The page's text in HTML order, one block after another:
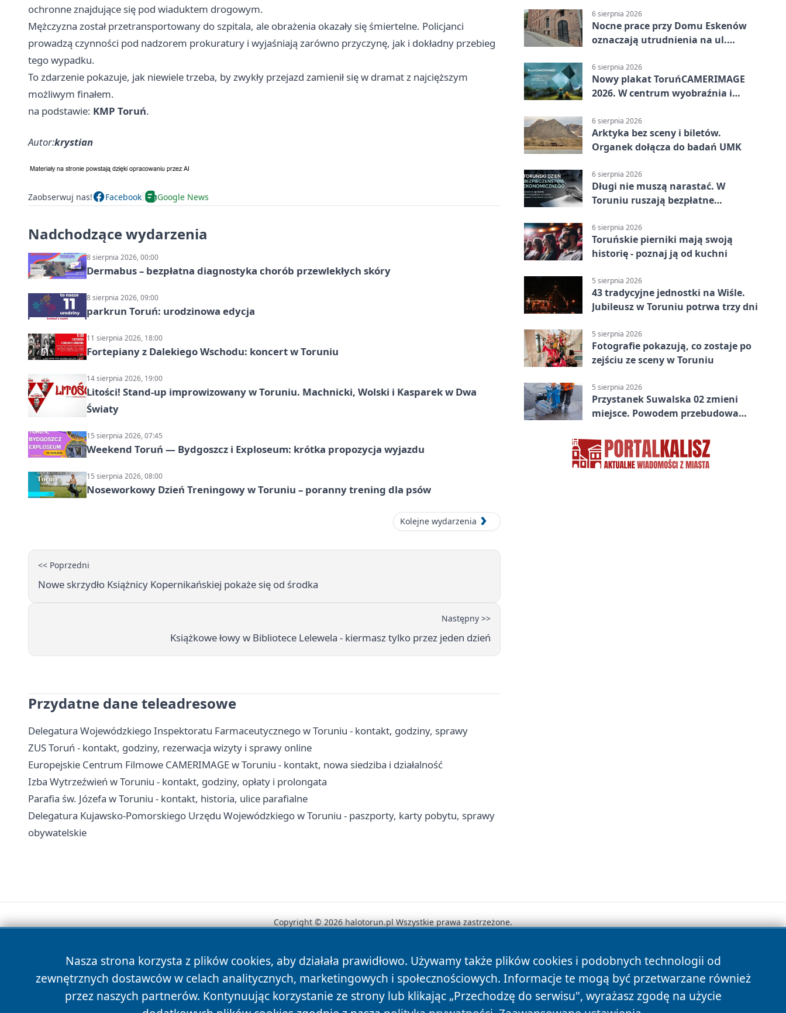
ochronne znajdujące się pod wiaduktem drogowym.
Mężczyzna został przetransportowany do szpitala, ale obrażenia okazały się śmiertelne. Policjanci
prowadzą czynności pod nadzorem prokuratury i wyjaśniają zarówno przyczynę, jak i dokładny przebieg
tego wypadku.
To zdarzenie pokazuje, jak niewiele trzeba, by zwykły przejazd zamienił się w dramat z najcięższym
możliwym finałem.
na podstawie: KMP Toruń.
Autor:krystian
Zaobserwuj nas! Facebook Google News
Nadchodzące wydarzenia
8 sierpnia 2026, 00:00
Dermabus – bezpłatna diagnostyka chorób przewlekłych skóry
8 sierpnia 2026, 09:00
parkrun Toruń: urodzinowa edycja
11 sierpnia 2026, 18:00
Fortepiany z Dalekiego Wschodu: koncert w Toruniu
14 sierpnia 2026, 19:00
Litości! Stand-up improwizowany w Toruniu. Machnicki, Wolski i Kasparek w Dwa
Światy
15 sierpnia 2026, 07:45
Weekend Toruń — Bydgoszcz i Exploseum: krótka propozycja wyjazdu
15 sierpnia 2026, 08:00
Noseworkowy Dzień Treningowy w Toruniu – poranny trening dla psów
Kolejne wydarzenia
<< Poprzedni
Nowe skrzydło Książnicy Kopernikańskiej pokaże się od środka
Następny >>
Książkowe łowy w Bibliotece Lelewela - kiermasz tylko przez jeden dzień
Przydatne dane teleadresowe
Delegatura Wojewódzkiego Inspektoratu Farmaceutycznego w Toruniu - kontakt, godziny, sprawy
ZUS Toruń - kontakt, godziny, rezerwacja wizyty i sprawy online
Europejskie Centrum Filmowe CAMERIMAGE w Toruniu - kontakt, nowa siedziba i działalność
Izba Wytrzeźwień w Toruniu - kontakt, godziny, opłaty i prolongata
Parafia św. Józefa w Toruniu - kontakt, historia, ulice parafialne
Delegatura Kujawsko-Pomorskiego Urzędu Wojewódzkiego w Toruniu - paszporty, karty pobytu, sprawy
obywatelskie
6 sierpnia 2026
Nocne prace przy Domu Eskenów
oznaczają utrudnienia na ul.
6 sierpnia 2026
Nowy plakat ToruńCAMERIMAGE
2026. W centrum wyobraźnia i
6 sierpnia 2026
Arktyka bez sceny i biletów.
Organek dołącza do badań UMK
6 sierpnia 2026
Długi nie muszą narastać. W
Toruniu ruszają bezpłatne
6 sierpnia 2026
Toruńskie pierniki mają swoją
historię - poznaj ją od kuchni
5 sierpnia 2026
43 tradycyjne jednostki na Wiśle.
Jubileusz w Toruniu potrwa trzy dni
5 sierpnia 2026
Fotografie pokazują, co zostaje po
zejściu ze sceny w Toruniu
5 sierpnia 2026
Przystanek Suwalska 02 zmieni
miejsce. Powodem przebudowa
Nasza strona korzysta z plików cookies, aby działała prawidłowo. Używamy także plików cookies i podobnych technologii od
zewnętrznych dostawców w celach analitycznych, marketingowych i społecznościowych. Informacje te mogą być przetwarzane również
przez naszych partnerów. Kontynuując korzystanie ze strony lub klikając „Przechodzę do serwisu", wyrażasz zgodę na użycie
Copyright © 2026 halotorun.pl Wszystkie prawa zastrzeżone.
News Autorzy Polityka Prywatności Polityka Cookies